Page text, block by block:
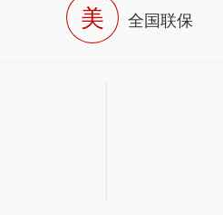
美 全国联保